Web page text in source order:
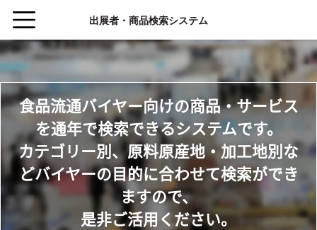
食品流通バイヤー向けの商品・サービス
を通年で検索できるシステムです。
カテゴリー別、原料原産地・加工地別な
どバイヤーの目的に合わせて検索ができ
ますので、
是非ご活用ください。